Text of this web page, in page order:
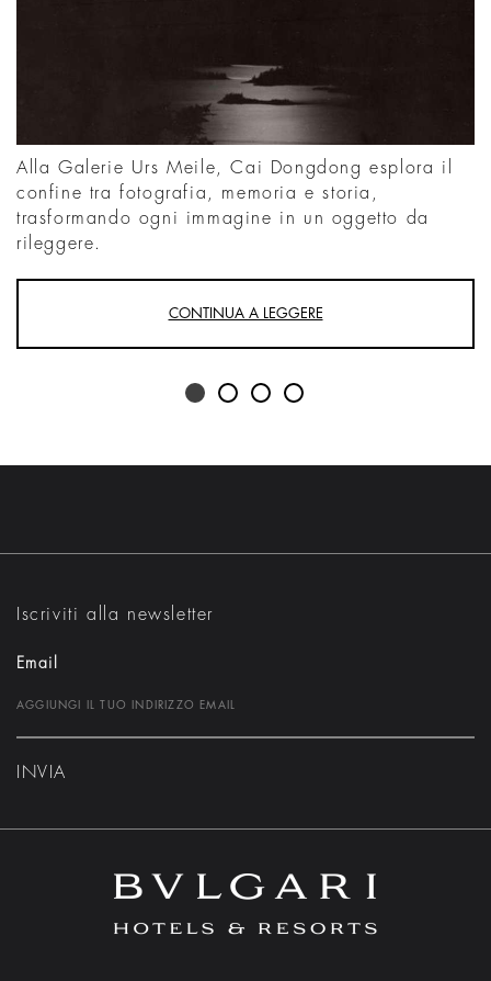
Alla Galerie Urs Meile, Cai Dongdong esplora il
confine tra fotografia, memoria e storia,
trasformando ogni immagine in un oggetto da
rileggere.
CONTINUA A LEGGERE
Iscriviti alla newsletter
Email
INVIA